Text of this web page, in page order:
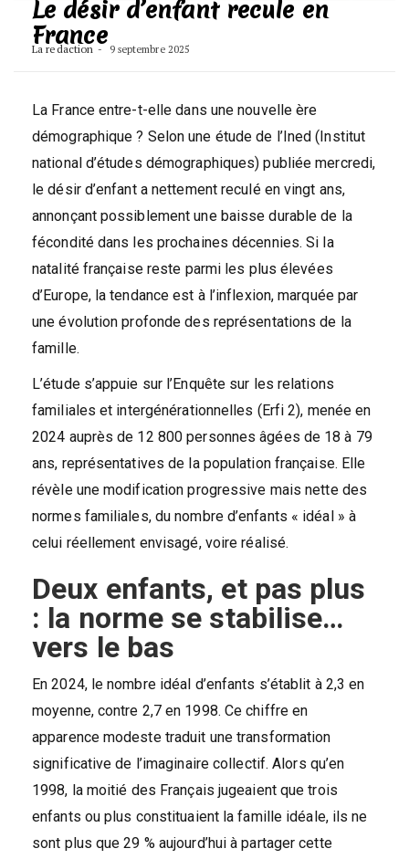
Le désir d’enfant recule en
France
La redaction 9 septembre 2025
La France entre-t-elle dans une nouvelle ère
démographique ? Selon une étude de l’Ined (Institut
national d’études démographiques) publiée mercredi,
le désir d’enfant a nettement reculé en vingt ans,
annonçant possiblement une baisse durable de la
fécondité dans les prochaines décennies. Si la
natalité française reste parmi les plus élevées
d’Europe, la tendance est à l’inflexion, marquée par
une évolution profonde des représentations de la
famille.
L’étude s’appuie sur l’Enquête sur les relations
familiales et intergénérationnelles (Erfi 2), menée en
2024 auprès de 12 800 personnes âgées de 18 à 79
ans, représentatives de la population française. Elle
révèle une modification progressive mais nette des
normes familiales, du nombre d’enfants « idéal » à
celui réellement envisagé, voire réalisé.
Deux enfants, et pas plus
: la norme se stabilise…
vers le bas
En 2024, le nombre idéal d’enfants s’établit à 2,3 en
moyenne, contre 2,7 en 1998. Ce chiffre en
apparence modeste traduit une transformation
significative de l’imaginaire collectif. Alors qu’en
1998, la moitié des Français jugeaient que trois
enfants ou plus constituaient la famille idéale, ils ne
sont plus que 29 % aujourd’hui à partager cette